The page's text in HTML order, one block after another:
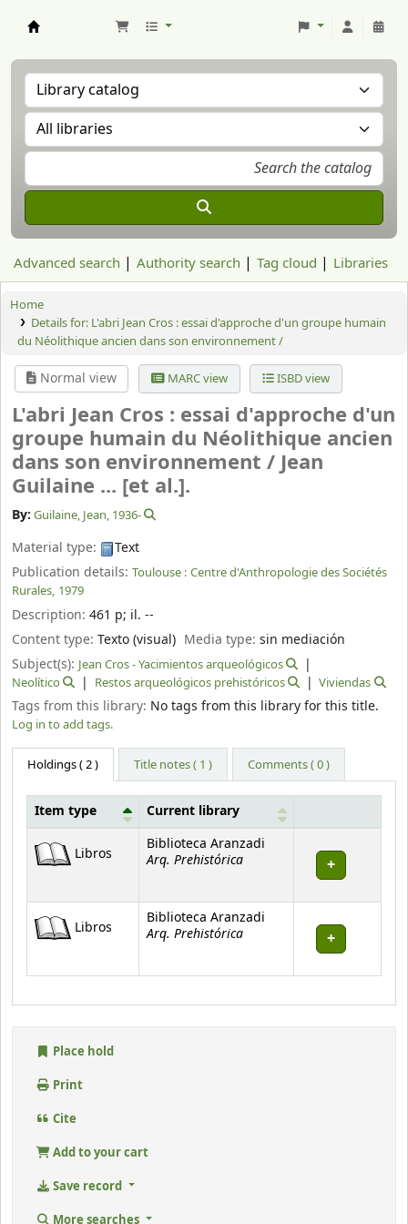
Advanced search Authority search Tag cloud Libraries
Home
Details for: L'abri Jean Cros : essai d'approche d'un groupe humain
du Néolithique ancien dans son environnement /
Normal view MARC view ISBD view
L'abri Jean Cros : essai d'approche d'un
groupe humain du Néolithique ancien
dans son environnement / Jean
Guilaine ... [et al.].
By: Guilaine, Jean, 1936-
Material type:
Text
Publication details: Toulouse : Centre d'Anthropologie des Sociétés
Rurales, 1979
Description: 461 p; il. --
Content type: Texto (visual) Media type:sin mediación
Subject(s): Jean Cros - Yacimientos arqueológicos
Neolítico
Restos arqueológicos prehistóricos Viviendas
Tags from this library: No tags from this library for this title.
Log in to add tags.
Holdings( 2 ) Title notes ( 1 ) Comments ( 0 )
Item type Current library
Libros
Biblioteca Aranzadi
Arq. Prehistórica
Libros
Biblioteca Aranzadi
Arq. Prehistórica
Place hold
Print
Cite
Add to your cart
Save record
More searches